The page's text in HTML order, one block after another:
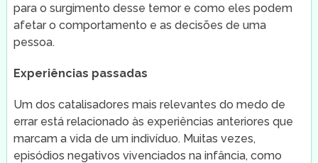
para o surgimento desse temor e como eles podem
afetar o comportamento e as decisões de uma
pessoa.
Experiências passadas
Um dos catalisadores mais relevantes do medo de
errar está relacionado às experiências anteriores que
marcam a vida de um indivíduo. Muitas vezes,
episódios negativos vivenciados na infância, como